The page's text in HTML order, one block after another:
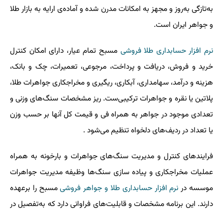
به‌تازگی به‌روز و مجهز به امکانات مدرن شده و آماده‌ی ارایه به بازار طلا
و جواهر ایران است.
نرم افزار حسابداری طلا فروشی مسبح تمام عیار، دارای امکان کنترل
خرید و فروش، دریافت و پرداخت، مرجوعی، تعمیرات، چک و بانک،
هزینه و درآمد، سهامداری، آبکاری، ریگیری و مخراجکاری جواهرات طلا،
پلاتین یا نقره و جواهرات ترکیبی‌ست. ریز مشخصات سنگ‌های وزنی و
تعدادی موجود در جواهر به همراه فی و قیمت کل آنها بر حسب وزن
یا تعداد در ردیف‌های دلخواه تنظیم می‌شود .
فرایندهای کنترل و مدیریت سنگ‌های جواهرات و بارخونه به همراه
عملیات مخراجکاری و پیاده سازی سنگ‌ها وظیفه مدیریت جواهرات
موسسه در نرم افزار حسابداری طلا و جواهر فروشیمسبح را برعهده
دارند. این برنامه مشخصات و قابلیت‌های فراوانی دارد که به‌تفصیل در